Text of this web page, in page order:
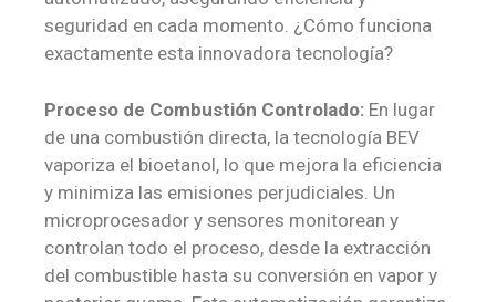
seguridad en cada momento. ¿Cómo funciona
exactamente esta innovadora tecnología?
Proceso de Combustión Controlado: En lugar
de una combustión directa, la tecnología BEV
vaporiza el bioetanol, lo que mejora la eficiencia
y minimiza las emisiones perjudiciales. Un
microprocesador y sensores monitorean y
controlan todo el proceso, desde la extracción
del combustible hasta su conversión en vapor y